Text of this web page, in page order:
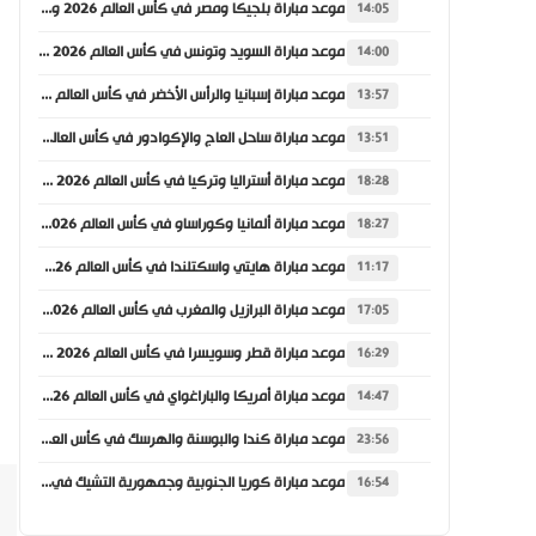
14:05 موعد مباراة بلجيكا ومصر في كأس العالم 2026 والقنوات الناقلة
14:00 موعد مباراة السويد وتونس في كأس العالم 2026 والقنوات الناقلة
13:57 موعد مباراة إسبانيا والرأس الأخضر في كأس العالم 2026 والقنوات الناقلة
13:51 موعد مباراة ساحل العاج والإكوادور في كأس العالم 2026 والقنوات الناقلة
18:28 موعد مباراة أستراليا وتركيا في كأس العالم 2026 والقنوات الناقلة
18:27 موعد مباراة ألمانيا وكوراساو في كأس العالم 2026 والقنوات الناقلة
11:17 موعد مباراة هايتي واسكتلندا في كأس العالم 2026 والقنوات الناقلة
17:05 موعد مباراة البرازيل والمغرب في كأس العالم 2026 والقنوات الناقلة
16:29 موعد مباراة قطر وسويسرا في كأس العالم 2026 والقنوات الناقلة
14:47 موعد مباراة أمريكا والباراغواي في كأس العالم 2026 والقنوات الناقلة
23:56 موعد مباراة كندا والبوسنة والهرسك في كأس العالم 2026 والقنوات الناقلة
16:54 موعد مباراة كوريا الجنوبية وجمهورية التشيك في كأس العالم 2026 والقنوات الناقلة